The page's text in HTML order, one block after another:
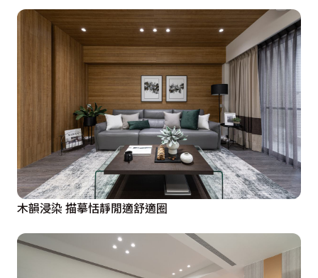
木韻浸染 描摹恬靜閒適舒適圈